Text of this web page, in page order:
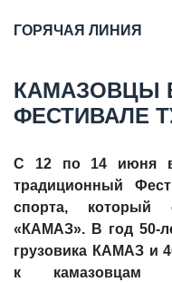
ГОРЯЧАЯ ЛИНИЯ
КАМАЗОВЦЫ
ФЕСТИВАЛЕ
С 12 по 14 июня в
традиционный
спорта, который
«КАМАЗ». В год 50-
грузовика КАМАЗ и
к камазовцам